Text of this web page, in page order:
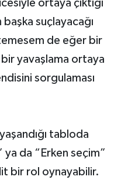
ortaya çıktığı
suçlayacağı
de eğer bir
yavaşlama ortaya
sorgulaması
yaşandığı tabloda
ya da “Erken seçim”
bir rol oynayabilir.